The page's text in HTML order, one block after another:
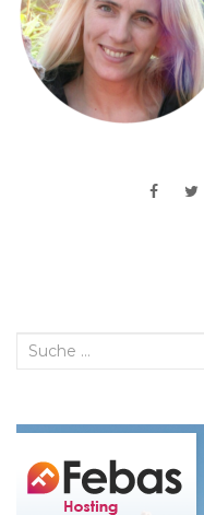
Suche